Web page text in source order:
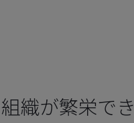
織が繁栄でき